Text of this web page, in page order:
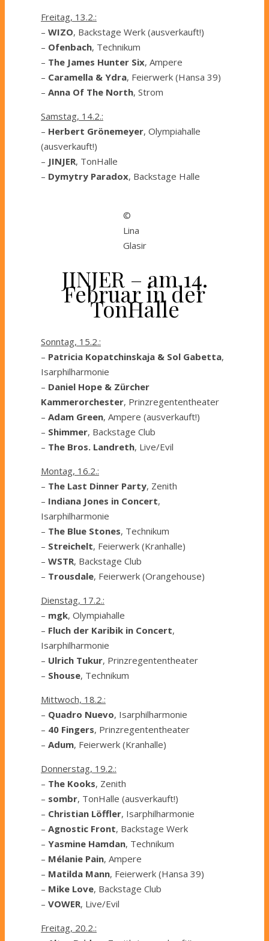
Freitag, 13.2.:
– WIZO, Backstage Werk (ausverkauft!)
– Ofenbach, Technikum
– The James Hunter Six, Ampere
– Caramella & Ydra, Feierwerk (Hansa 39)
– Anna Of The North, Strom
Samstag, 14.2.:
– Herbert Grönemeyer, Olympiahalle
(ausverkauft!)
– JINJER, TonHalle
– Dymytry Paradox, Backstage Halle
©
Lina
Glasir
JINJER – am 14.
Februar in der
TonHalle
Sonntag, 15.2.:
– Patricia Kopatchinskaja & Sol Gabetta,
Isarphilharmonie
– Daniel Hope & Zürcher
Kammerorchester, Prinzregententheater
– Adam Green, Ampere (ausverkauft!)
– Shimmer, Backstage Club
– The Bros. Landreth, Live/Evil
Montag, 16.2.:
– The Last Dinner Party, Zenith
– Indiana Jones in Concert,
Isarphilharmonie
– The Blue Stones, Technikum
– Streichelt, Feierwerk (Kranhalle)
– WSTR, Backstage Club
– Trousdale, Feierwerk (Orangehouse)
Dienstag, 17.2.:
– mgk, Olympiahalle
– Fluch der Karibik in Concert,
Isarphilharmonie
– Ulrich Tukur, Prinzregententheater
– Shouse, Technikum
Mittwoch, 18.2.:
– Quadro Nuevo, Isarphilharmonie
– 40 Fingers, Prinzregententheater
– Adum, Feierwerk (Kranhalle)
Donnerstag, 19.2.:
– The Kooks, Zenith
– sombr, TonHalle (ausverkauft!)
– Christian Löffler, Isarphilharmonie
– Agnostic Front, Backstage Werk
– Yasmine Hamdan, Technikum
– Mélanie Pain, Ampere
– Matilda Mann, Feierwerk (Hansa 39)
– Mike Love, Backstage Club
– VOWER, Live/Evil
Freitag, 20.2.: